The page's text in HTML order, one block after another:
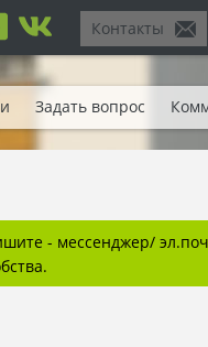
Контакты
Задать вопрос
- мессенджер/